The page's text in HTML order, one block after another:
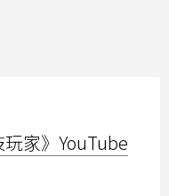
家》YouTube